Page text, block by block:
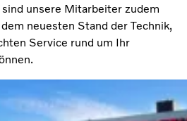
unsere Mitarbeiter zudem
neuesten Stand der Technik,
Service rund um Ihr